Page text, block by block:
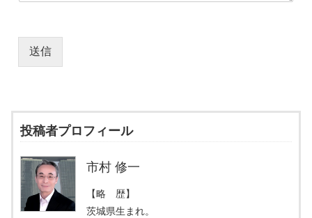
送信
投稿者プロフィール
市村 修一
【略 歴】
茨城県生まれ。